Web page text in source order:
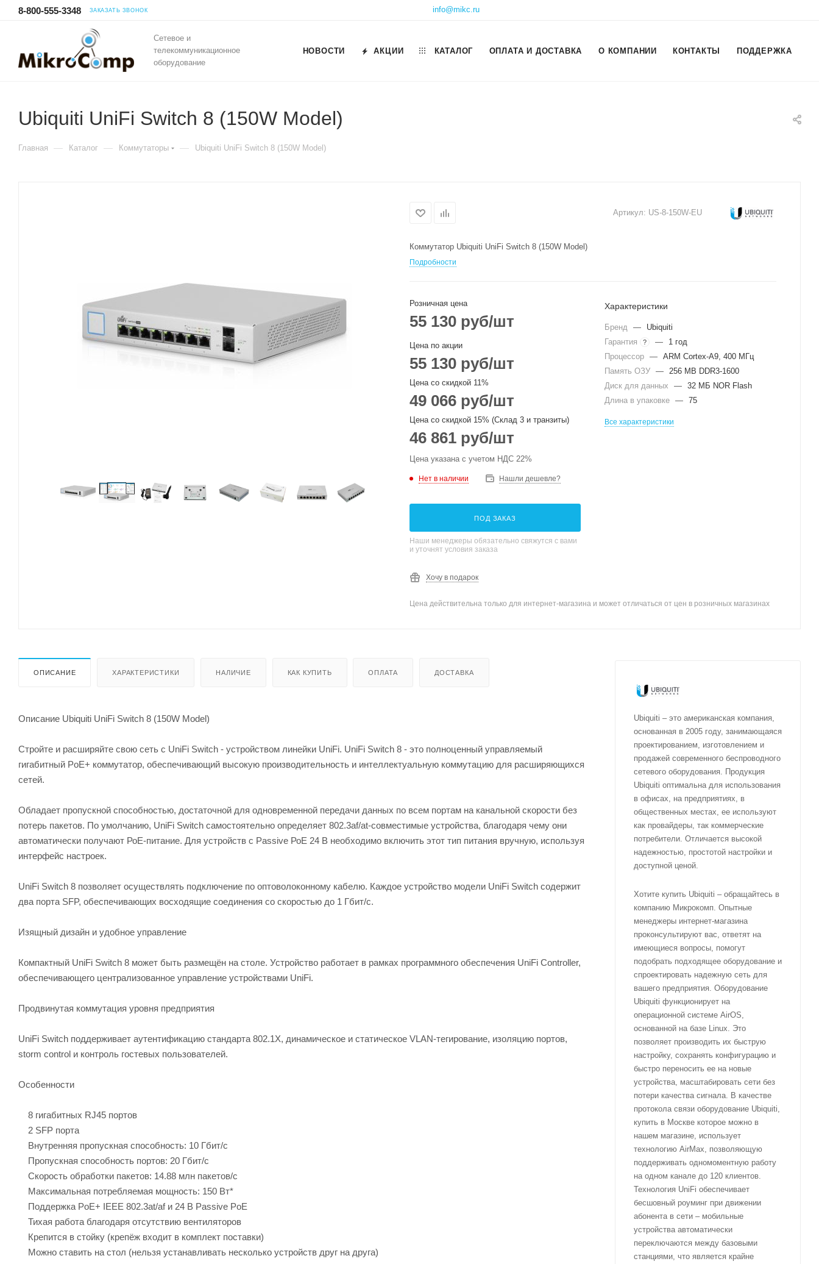
8-800-555-3348 ЗАКАЗАТЬ ЗВОНОК info@mikc.ru
Сетевое и
телекоммуникационное
оборудование
НОВОСТИ АКЦИИ КАТАЛОГ ОПЛАТА И ДОСТАВКА О КОМПАНИИ КОНТАКТЫ ПОДДЕРЖКА
Ubiquiti UniFi Switch 8 (150W Model)
Главная — Каталог — Коммутаторы — Ubiquiti UniFi Switch 8 (150W Model)
Артикул: US-8-150W-EU
Коммутатор Ubiquiti UniFi Switch 8 (150W Model)
Подробности
Розничная цена
55 130 руб/шт
Цена по акции
55 130 руб/шт
Цена со скидкой 11%
49 066 руб/шт
Цена со скидкой 15% (Склад 3 и транзиты)
46 861 руб/шт
Цена указана с учетом НДС 22%
Нет в наличии Нашли дешевле?
ПОД ЗАКАЗ
Наши менеджеры обязательно свяжутся с вами
и уточнят условия заказа
Хочу в подарок
Характеристики
Бренд —
Ubiquiti
Гарантия
? —
1 год
Процессор — ARM Cortex-A9, 400 МГц
Память ОЗУ — 256 MB DDR3-1600
Диск для данных
— 32 МБ NOR Flash
Длина в упаковке — 75
Все характеристики
Цена действительна только для интернет-магазина и может отличаться от цен в розничных магазинах
ОПИСАНИЕ ХАРАКТЕРИСТИКИ НАЛИЧИЕ КАК КУПИТЬ ОПЛАТА ДОСТАВКА
Описание Ubiquiti UniFi Switch 8 (150W Model)
Стройте и расширяйте свою сеть с UniFi Switch - устройством линейки UniFi. UniFi Switch 8 - это полноценный управляемый
гигабитный PoE+ коммутатор, обеспечивающий высокую производительность и интеллектуальную коммутацию для расширяющихся
сетей.
Обладает пропускной способностью, достаточной для одновременной передачи данных по всем портам на канальной скорости без
потерь пакетов. По умолчанию, UniFi Switch самостоятельно определяет 802.3af/at-совместимые устройства, благодаря чему они
автоматически получают РоЕ-питание. Для устройств с Passive РоЕ 24 В необходимо включить этот тип питания вручную, используя
интерфейс настроек.
UniFi Switch 8 позволяет осуществлять подключение по оптоволоконному кабелю. Каждое устройство модели UniFi Switch содержит
два порта SFP, обеспечивающих восходящие соединения со скоростью до 1 Гбит/с.
Изящный дизайн и удобное управление
Компактный UniFi Switch 8 может быть размещён на столе. Устройство работает в рамках программного обеспечения UniFi Controller,
обеспечивающего централизованное управление устройствами UniFi.
Продвинутая коммутация уровня предприятия
UniFi Switch поддерживает аутентификацию стандарта 802.1X, динамическое и статическое VLAN-тегирование, изоляцию портов,
storm control и контроль гостевых пользователей.
Особенности
8 гигабитных RJ45 портов
2 SFP порта
Внутренняя пропускная способность: 10 Гбит/с
Пропускная способность портов: 20 Гбит/с
Скорость обработки пакетов: 14.88 млн пакетов/с
Максимальная потребляемая мощность: 150 Вт*
Поддержка PoE+ IEEE 802.3at/af и 24 В Passive PoE
Тихая работа благодаря отсутствию вентиляторов
Крепится в стойку (крепёж входит в комплект поставки)
Можно ставить на стол (нельзя устанавливать несколько устройств друг на друга)
Ubiquiti – это американская компания,
основанная в 2005 году, занимающаяся
проектированием, изготовлением и
продажей современного беспроводного
сетевого оборудования. Продукция
Ubiquiti оптимальна для использования
в офисах, на предприятиях, в
общественных местах, ее используют
как провайдеры, так коммерческие
потребители. Отличается высокой
надежностью, простотой настройки и
доступной ценой.
Хотите купить Ubiquiti – обращайтесь в
компанию Микрокомп. Опытные
менеджеры интернет-магазина
проконсультируют вас, ответят на
имеющиеся вопросы, помогут
подобрать подходящее оборудование и
спроектировать надежную сеть для
вашего предприятия. Оборудование
Ubiquiti функционирует на
операционной системе AirOS,
основанной на базе Linux. Это
позволяет производить их быструю
настройку, сохранять конфигурацию и
быстро переносить ее на новые
устройства, масштабировать сети без
потери качества сигнала. В качестве
протокола связи оборудование Ubiquiti,
купить в Москве которое можно в
нашем магазине, использует
технологию AirMax, позволяющую
поддерживать одномоментную работу
на одном канале до 120 клиентов.
Технология UniFi обеспечивает
бесшовный роуминг при движении
абонента в сети – мобильные
устройства автоматически
переключаются между базовыми
станциями, что является крайне